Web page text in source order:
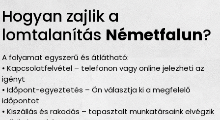
Hogyan zajlik a
lomtalanítás Németfalun?
A folyamat egyszerű és átlátható:
• Kapcsolatfelvétel – telefonon vagy online jelezheti az
igényt
• Időpont-egyeztetés – Ön választja ki a megfelelő
időpontot
• Kiszállás és rakodás – tapasztalt munkatársaink elvégzik